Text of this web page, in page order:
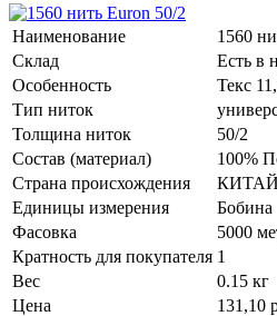
Наименование
1560
Склад
Есть в
Особенность
Текс
Тип ниток
Толщина ниток
50/2
Состав (материал)
100%
Страна происхождения
КИТАЙ
Единицы измерения
Бобина
Фасовка
5000
Кратность для покупателя 1
Вес
0.15 кг
Цена
131,10